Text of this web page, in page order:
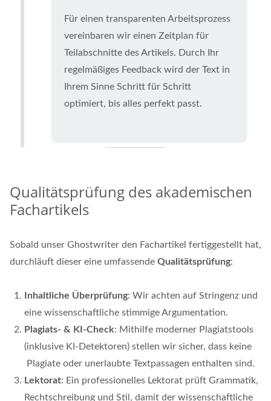
Für einen transparenten Arbeitsprozess
vereinbaren wir einen Zeitplan für
Teilabschnitte des Artikels. Durch Ihr
regelmäßiges Feedback wird der Text in
Ihrem Sinne Schritt für Schritt
optimiert, bis alles perfekt passt.
Qualitätsprüfung des akademischen
Fachartikels
Sobald unser Ghostwriter den Fachartikel fertiggestellt hat,
durchläuft dieser eine umfassende Qualitätsprüfung:
Inhaltliche Überprüfung: Wir achten auf Stringenz und
eine wissenschaftliche stimmige Argumentation.
Plagiats- & KI-Check: Mithilfe moderner Plagiatstools
(inklusive KI-Detektoren) stellen wir sicher, dass keine
Plagiate oder unerlaubte Textpassagen enthalten sind.
Lektorat: Ein professionelles Lektorat prüft Grammatik,
Rechtschreibung und Stil, damit der wissenschaftliche